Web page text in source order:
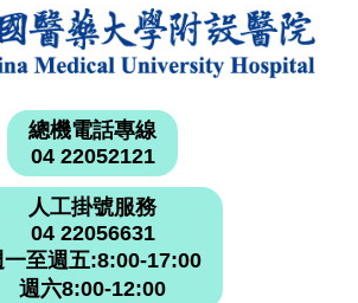
總機電話專線
04 22052121
人工掛號服務
04 22056631
一至週五:8:00-17:00
週六8:00-12:00